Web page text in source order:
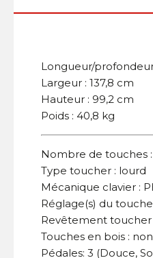
Longueur/
Largeur : 137,8 cm
Hauteur : 99,2 cm
Poids : 40,8 kg
Nombre de touches
Type toucher : lourd
Mécanique clavier :
Réglage(s) du
Revêtement toucher
Touches en bois : non
Pédales: 3 (Douce,